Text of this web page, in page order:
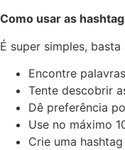
Como usar as
É super simples,
Encontre
Tente descobrir
Dê preferência
Use no máximo
Crie uma